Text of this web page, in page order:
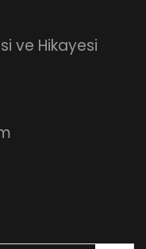
ve Hikayesi